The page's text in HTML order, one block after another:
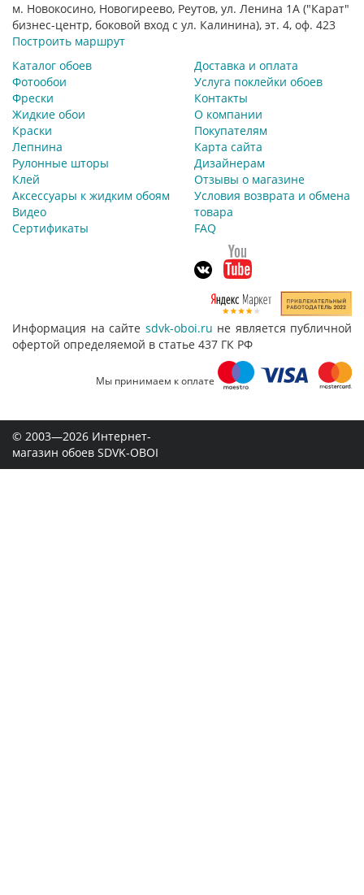
м. Новокосино, Новогиреево, Реутов, ул. Ленина 1А ("Карат"
бизнес-центр, боковой вход с ул. Калинина), эт. 4, оф. 423
Построить маршрут
Каталог обоев
Фотообои
Фрески
Жидкие обои
Краски
Лепнина
Рулонные шторы
Клей
Аксессуары к жидким обоям
Видео
Сертификаты
Доставка и оплата
Услуга поклейки обоев
Контакты
О компании
Покупателям
Карта сайта
Дизайнерам
Отзывы о магазине
Условия возврата и обмена
товара
FAQ
Информация на сайте sdvk-oboi.ru не является публичной
офертой определяемой в статье 437 ГК РФ
Мы принимаем к оплате
© 2003—2026 Интернет-
магазин обоев SDVK-OBOI